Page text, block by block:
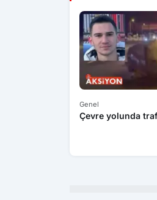
Genel
Çevre yolunda